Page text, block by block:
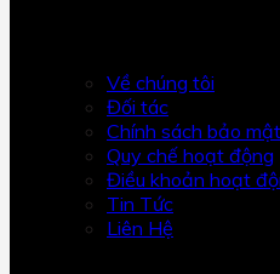
Về chúng tôi
Đối tác
Chính sách bảo mật
Quy chế hoạt động
Điều khoản hoạt
Tin Tức
Liên Hệ